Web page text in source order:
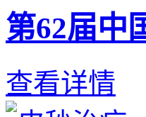
第62届中
查看详情